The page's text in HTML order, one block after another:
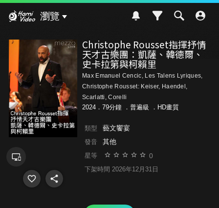
瀏覽
Christophe Rousset指揮抒情
天才古樂團：凱薩、韓德爾、
史卡拉第與柯賴里
Max Emanuel Cencic, Les Talens Lyriques,
Christophe Rousset: Keiser, Haendel,
Scarlatti, Corelli
2024．79分鐘 ． 普遍級 ．HD畫質
類型 藝文饗宴
發音 其他
星等 0
下架時間 2026年12月31日